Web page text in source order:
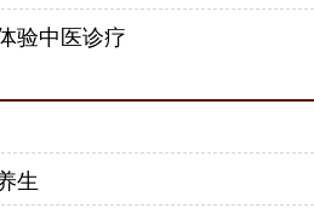
验中医诊疗
生